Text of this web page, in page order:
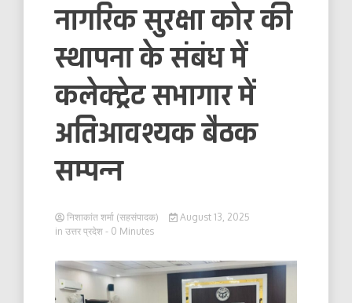
नागरिक सुरक्षा कोर की
स्थापना के संबंध में
कलेक्ट्रेट सभागार में
अतिआवश्यक बैठक
सम्पन्न
निशाकांत शर्मा (सहसंपादक)
August 13, 2025
in उत्तर प्रदेश - 0 Minutes